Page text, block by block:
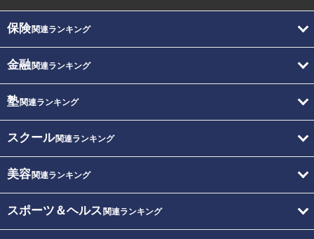
保険関連ランキング
金融関連ランキング
塾関連ランキング
スクール関連ランキング
美容関連ランキング
スポーツ＆ヘルス 関連ランキング